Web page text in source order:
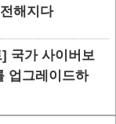
해지다
] 국가 사이버보
업그레이드하